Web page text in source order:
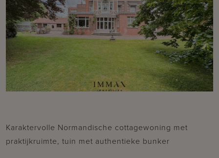
Karaktervolle Normandische cottagewoning met
praktijkruimte, tuin met authentieke bunker